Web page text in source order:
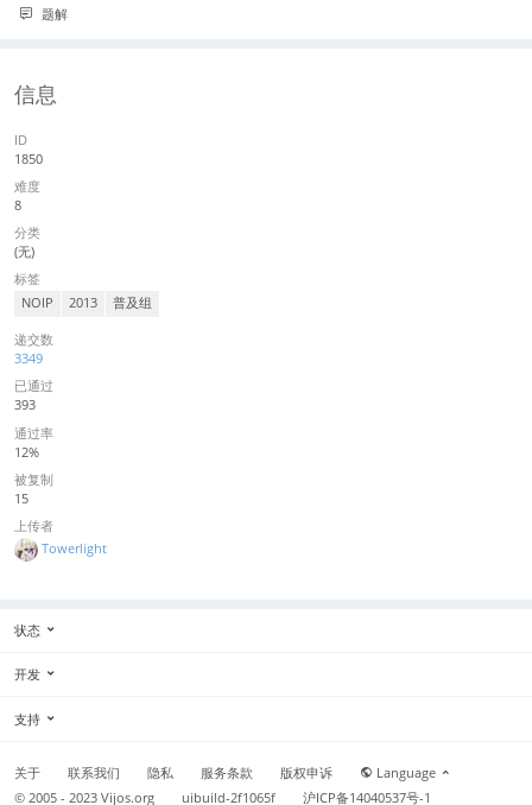
题解
信息
ID
1850
难度
8
分类
(无)
标签
NOIP 2013 普及组
递交数
3349
已通过
393
通过率
12%
被复制
15
上传者
Towerlight
状态
开发
支持
关于 联系我们 隐私 服务条款 版权申诉
Language
© 2005 - 2023Vijos.org uibuild-2f1065f 沪ICP备14040537号-1